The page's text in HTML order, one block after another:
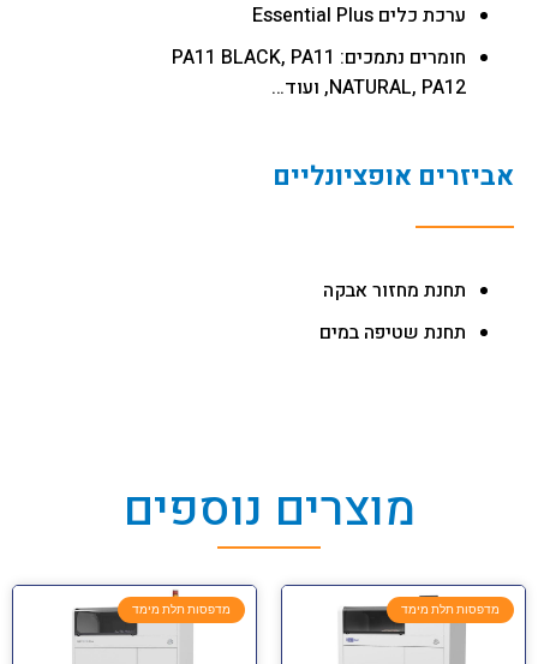
ערכת כלים Essential Plus
חומרים נתמכים: PA11 BLACK, PA11
NATURAL, PA12, ועוד…
אביזרים אופציונליים
תחנת מחזור אבקה
תחנת שטיפה במים
מוצרים נוספים
מדפסות תלת מימד מדפסות תלת מימד